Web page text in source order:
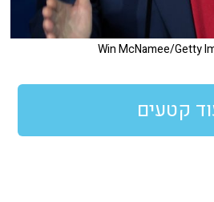
קטעים